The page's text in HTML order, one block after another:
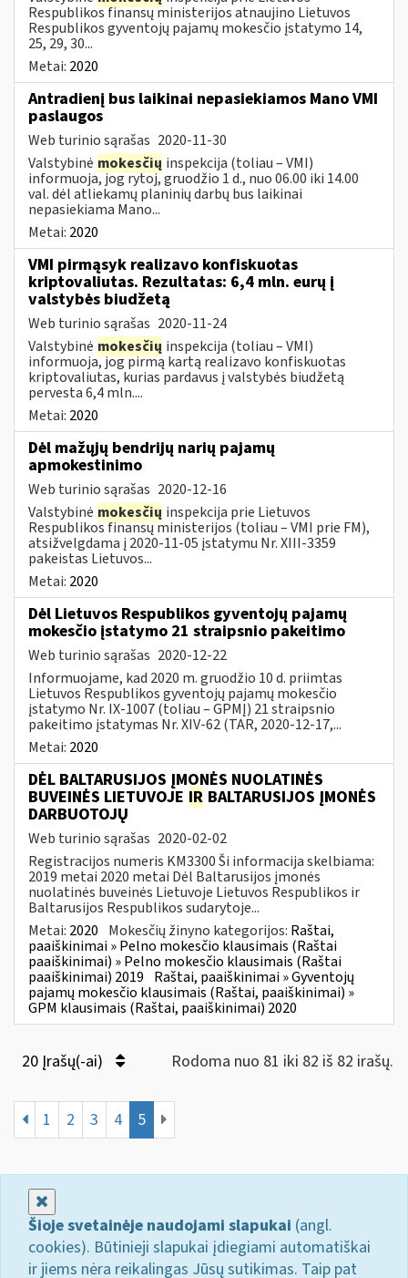
Respublikos finansų ministerijos atnaujino Lietuvos
Respublikos gyventojų pajamų mokesčio įstatymo 14,
25, 29, 30...
Metai: 2020
Antradienį bus laikinai nepasiekiamos Mano VMI
paslaugos
Web turinio sąrašas 2020-11-30
Valstybinė mokesčių inspekcija (toliau – VMI)
informuoja, jog rytoj, gruodžio 1 d., nuo 06.00 iki 14.00
val. dėl atliekamų planinių darbų bus laikinai
nepasiekiama Mano...
Metai: 2020
VMI pirmąsyk realizavo konfiskuotas
kriptovaliutas. Rezultatas: 6,4 mln. eurų į
valstybės biudžetą
Web turinio sąrašas 2020-11-24
Valstybinė mokesčių inspekcija (toliau – VMI)
informuoja, jog pirmą kartą realizavo konfiskuotas
kriptovaliutas, kurias pardavus į valstybės biudžetą
pervesta 6,4 mln....
Metai: 2020
Dėl mažųjų bendrijų narių pajamų
apmokestinimo
Web turinio sąrašas 2020-12-16
Valstybinė mokesčių inspekcija prie Lietuvos
Respublikos finansų ministerijos (toliau – VMI prie FM),
atsižvelgdama į 2020-11-05 įstatymu Nr. XIII-3359
pakeistas Lietuvos...
Metai: 2020
Dėl Lietuvos Respublikos gyventojų pajamų
mokesčio įstatymo 21 straipsnio pakeitimo
Web turinio sąrašas 2020-12-22
Informuojame, kad 2020 m. gruodžio 10 d. priimtas
Lietuvos Respublikos gyventojų pajamų mokesčio
įstatymo Nr. IX-1007 (toliau – GPMĮ) 21 straipsnio
pakeitimo įstatymas Nr. XIV-62 (TAR, 2020-12-17,...
Metai: 2020
DĖL BALTARUSIJOS ĮMONĖS NUOLATINĖS
BUVEINĖS LIETUVOJE IR BALTARUSIJOS ĮMONĖS
DARBUOTOJŲ
Web turinio sąrašas 2020-02-02
Registracijos numeris KM3300 Ši informacija skelbiama:
2019 metai 2020 metai Dėl Baltarusijos įmonės
nuolatinės buveinės Lietuvoje Lietuvos Respublikos ir
Baltarusijos Respublikos sudarytoje...
Metai: 2020 Mokesčių žinyno kategorijos: Raštai,
paaiškinimai » Pelno mokesčio klausimais (Raštai
paaiškinimai) » Pelno mokesčio klausimais (Raštai
paaiškinimai) 2019 Raštai, paaiškinimai » Gyventojų
pajamų mokesčio klausimais (Raštai, paaiškinimai) »
GPM klausimais (Raštai, paaiškinimai) 2020
20 Įrašų(-ai) Rodoma nuo 81 iki 82 iš 82 irašų.
1 2 3 4 5
Šioje svetainėje naudojami slapukai (angl.
cookies). Būtinieji slapukai įdiegiami automatiškai
ir jiems nėra reikalingas Jūsų sutikimas. Taip pat